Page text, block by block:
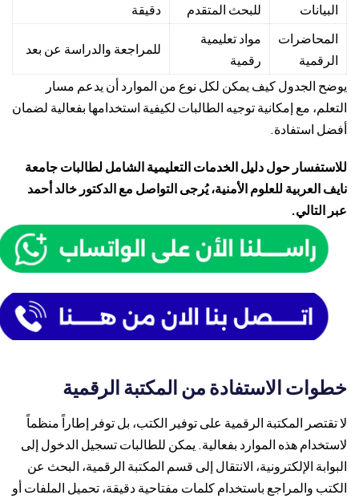
البيانات
للبحث المتقدم
دقيقة
المحاضرات
الرقمية
مواد تعليمية
رقمية
للمراجعة والدراسة عن بعد
يوضح الجدول كيف يمكن لكل نوع من الموارد أن يدعم مسار
التعلم، مع إمكانية توجيه الطالبات لكيفية استخدامها بفعالية لضمان
أفضل استفادة.
للاستفسار حول دليل الخدمات التعليمية الشامل لطالبات جامعة
نايف العربية للعلوم الأمنية، يُرجى التواصل مع الدكتور خالد أحمد
عبر التالي.
خطوات الاستفادة من المكتبة الرقمية
لا تقتصر المكتبة الرقمية على توفير الكتب، بل توفر إطاراً منظماً
لاستخدام هذه الموارد بفعالية. يمكن للطالبات تسجيل الدخول إلى
البوابة الإلكترونية، الانتقال إلى قسم المكتبة الرقمية، البحث عن
الكتب والمراجع باستخدام كلمات مفتاحية دقيقة، تحميل الملفات أو